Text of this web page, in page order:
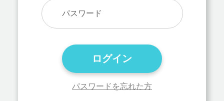
ログイン
パスワードを忘れた方